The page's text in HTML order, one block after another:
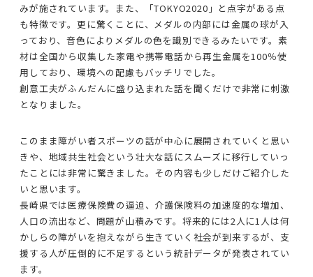
みが施されています。また、「TOKYO2020」と点字がある点
も特徴です。更に驚くことに、メダルの内部には金属の球が入
っており、音色によりメダルの色を識別できるみたいです。素
材は全国から収集した家電や携帯電話から再生金属を100％使
用しており、環境への配慮もバッチリでした。
創意工夫がふんだんに盛り込まれた話を聞くだけで非常に刺激
となりました。
このまま障がい者スポーツの話が中心に展開されていくと思い
きや、地域共生社会という壮大な話にスムーズに移行していっ
たことには非常に驚きました。その内容も少しだけご紹介した
いと思います。
長崎県では医療保険費の逼迫、介護保険料の加速度的な増加、
人口の流出など、問題が山積みです。将来的には2人に1人は何
かしらの障がいを抱えながら生きていく社会が到来するが、支
援する人が圧倒的に不足するという統計データが発表されてい
ます。